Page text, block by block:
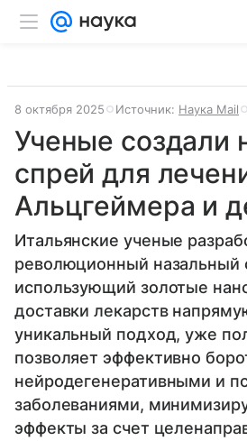
8 октября 2025 Источник: Наука Mail
Ученые создали
спрей для
Альцгеймера и
Итальянские ученые
революционный назальный
использующий золотые
доставки лекарств
уникальный подход, уже
позволяет эффективно
нейродегенеративными и
заболеваниями,
эффекты за счет